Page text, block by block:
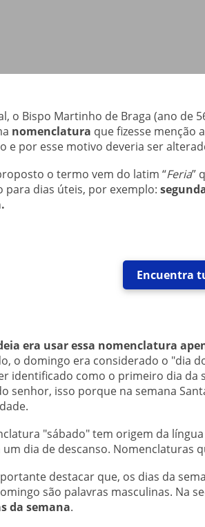
o Bispo Martinho de Braga (ano de
nomenclatura que fizesse menção
e por esse motivo deveria ser
o termo vem do latim “Feria”
para dias úteis, por exemplo:
Encuentra
era usar essa nomenclatura
o domingo era considerado o "dia
identificado como o primeiro dia da
senhor, isso porque na semana
"sábado" tem origem da
dia de descanso. Nomenclaturas
destacar que, os dias da
são palavras masculinas. Na
da semana.